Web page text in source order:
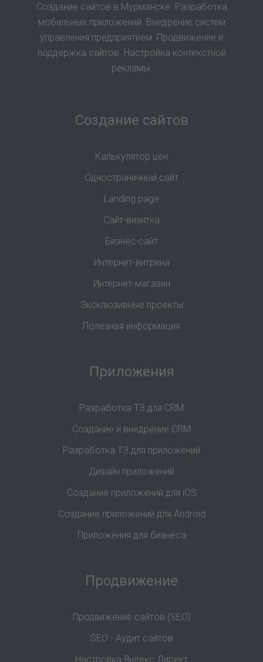
Создание сайтов в Мурманске. Разработка
мобильных приложений. Внедрение систем
управления предприятием. Продвижение и
поддержка сайтов. Настройка контекстной
рекламы.
Создание сайтов
Калькулятор цен
Одностраничный сайт
Landing page
Сайт-визитка
Бизнес-сайт
Интернет-витрина
Интернет-магазин
Эксклюзивные проекты
Полезная информация
Приложения
Разработка ТЗ для CRM
Создание и внедрение CRM
Разработка ТЗ для приложений
Дизайн приложений
Создание приложений для iOS
Создание приложений для Android
Приложения для бизнеса
Продвижение
Продвижение сайтов (SEO)
SEO - Аудит сайтов
Настройка Яндекс.Директ